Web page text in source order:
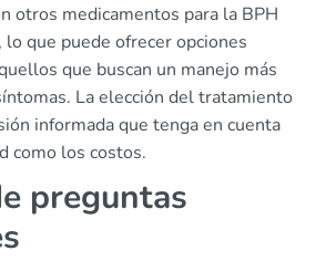
otros medicamentos para la BPH
que puede ofrecer opciones
que buscan un manejo más
La elección del tratamiento
informada que tenga en cuenta
como los costos.
preguntas